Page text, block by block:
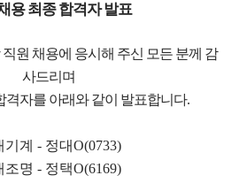
용 최종 합격자 발표
원 채용에 응시해 주신 모든 분께 감
사드리며
격자를 아래와 같이 발표합니다.
기계 - 정대O(0733)
조명 - 정택O(6169)